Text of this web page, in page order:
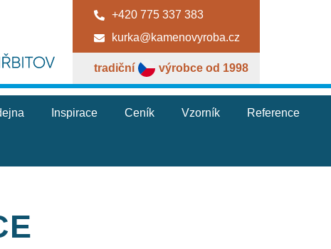
+420 775 337 383
kurka@kamenovyroba.cz
tradiční výrobce od 1998
Inspirace Ceník Vzorník Reference